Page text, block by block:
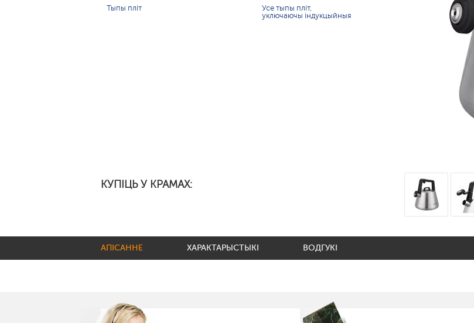
Тыпы пліт
Усе тыпы пліт,
уключаючы індукцыйныя
КУПІЦЬ У КРАМАХ:
АПІСАННЕ ХАРАКТАРЫСТЫКІ ВОДГУКІ